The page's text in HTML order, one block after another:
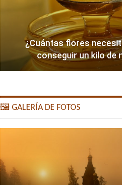
¿Cuántas flores
conseguir un kilo de
🖼️ GALERÍA DE FOTOS